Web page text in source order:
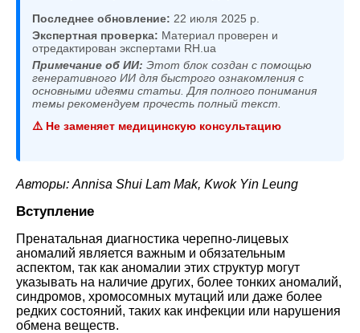
Последнее обновление: 22 июля 2025 р.
Экспертная проверка: Материал проверен и
отредактирован экспертами RH.ua
Примечание об ИИ: Этот блок создан с помощью
генеративного ИИ для быстрого ознакомления с
основными идеями статьи. Для полного понимания
темы рекомендуем прочесть полный текст.
⚠️ Не заменяет медицинскую консультацию
Авторы: Annisa Shui Lam Mak, Kwok Yin Leung
Вступление
Пренатальная диагностика черепно-лицевых
аномалий является важным и обязательным
аспектом, так как аномалии этих структур могут
указывать на наличие других, более тонких аномалий,
синдромов, хромосомных мутаций или даже более
редких состояний, таких как инфекции или нарушения
обмена веществ.